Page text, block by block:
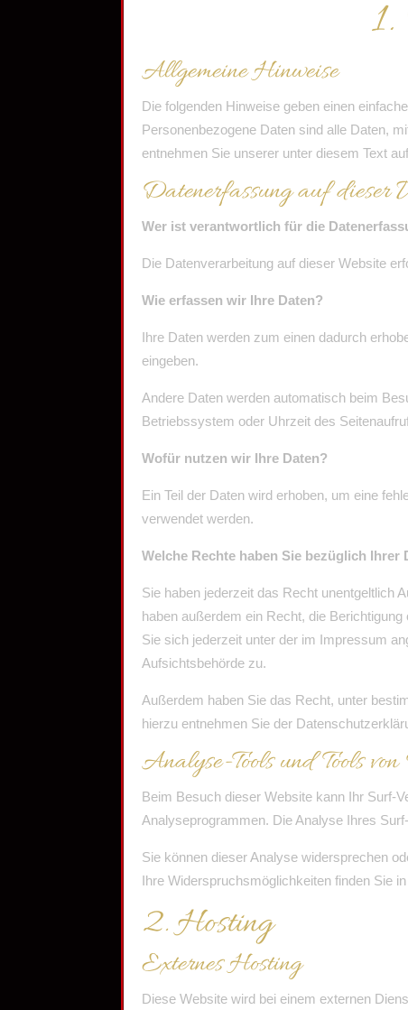
Allgemeine Hinweise
Die folgenden Hinweise geben einen
Personenbezogene Daten sind alle Daten,
entnehmen Sie unserer unter diesem Text
Datenerfassung auf dieser
Wer ist verantwortlich für die
Die Datenverarbeitung auf dieser Website
Wie erfassen wir Ihre Daten?
Ihre Daten werden zum einen dadurch
eingeben.
Andere Daten werden automatisch beim
Betriebssystem oder Uhrzeit des
Wofür nutzen wir Ihre Daten?
Ein Teil der Daten wird erhoben, um eine
verwendet werden.
Welche Rechte haben Sie bezüglich Ihrer
Sie haben jederzeit das Recht unentgeltlich
haben außerdem ein Recht, die
Sie sich jederzeit unter der im Impressum
Aufsichtsbehörde zu.
Außerdem haben Sie das Recht, unter
hierzu entnehmen Sie der
Analyse-Tools und Tools
Beim Besuch dieser Website kann Ihr Surf-
Analyseprogrammen. Die Analyse Ihres
Sie können dieser Analyse widersprechen
Ihre Widerspruchsmöglichkeiten finden Sie
2. Hosting
Externes Hosting
Diese Website wird bei einem externen